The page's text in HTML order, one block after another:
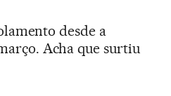
desde a
Acha que surtiu